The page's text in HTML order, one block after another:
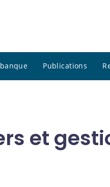
Publications
et